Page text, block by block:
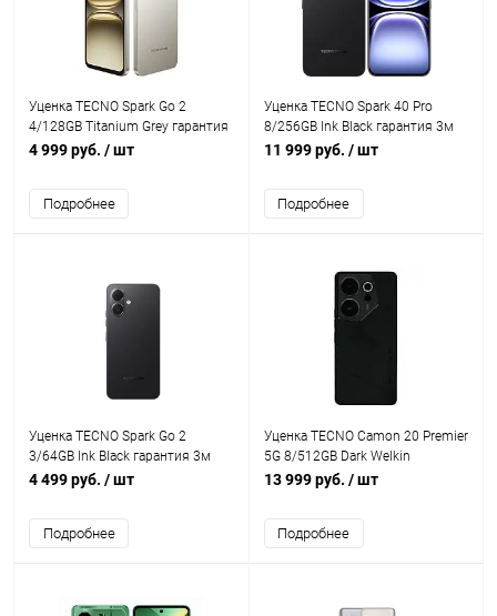
Уценка TECNO Spark Go 2
4/128GB Titanium Grey гарантия
3м
4 999 руб. / шт
Подробнее
Уценка TECNO Spark 40 Pro
8/256GB Ink Black гарантия 3м
11 999 руб. / шт
Подробнее
Уценка TECNO Spark Go 2
3/64GB Ink Black гарантия 3м
4 499 руб. / шт
Подробнее
Уценка TECNO Camon 20 Premier
5G 8/512GB Dark Welkin
гарантия 3м
13 999 руб. / шт
Подробнее